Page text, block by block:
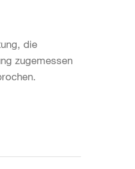
die
zugemessen